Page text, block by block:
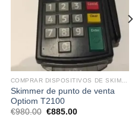
COMPRAR DISPOSITIVOS DE SKIMMING
Skimmer de punto de venta
Optiom T2100
€980.00 Original
€885.00Current